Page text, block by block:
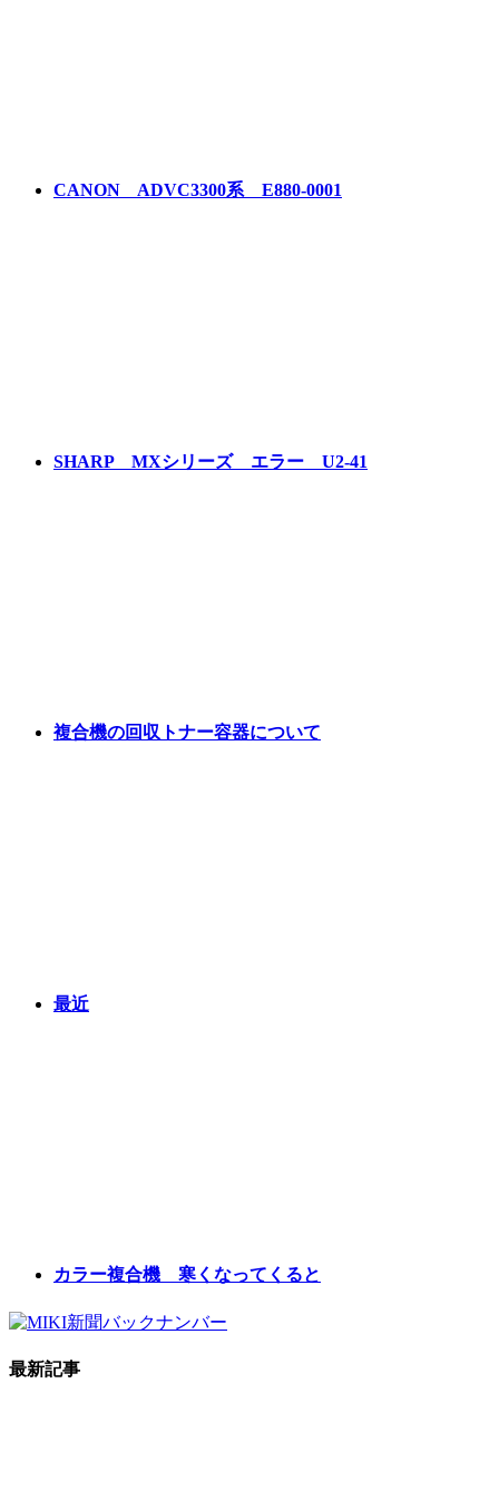
CANON ADVC3300系 E880-0001
SHARP MXシリーズ エラー U2-41
複合機の回収トナー容器について
最近
カラー複合機 寒くなってくると
最新記事